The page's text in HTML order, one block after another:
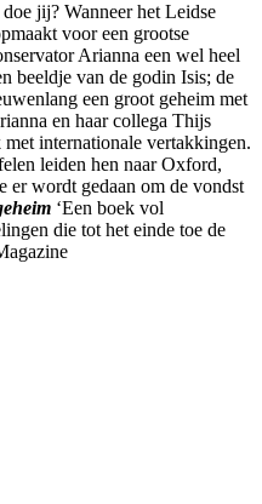
jij? Wanneer het Leidse
voor een grootse
Arianna een wel heel
beeldje van de godin Isis; de
een groot geheim met
en haar collega Thijs
internationale vertakkingen.
leiden hen naar Oxford,
wordt gedaan om de vondst
‘Een boek vol
die tot het einde toe de